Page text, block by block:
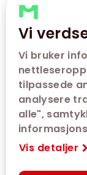
Vi
Vi bruker
tilpassede
analysere
alle",
Vis detaljer